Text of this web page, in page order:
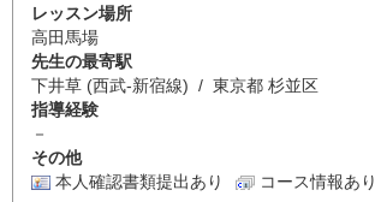
レッスン場所
高田馬場
先生の最寄駅
下井草 (西武-新宿線) / 東京都 杉並区
指導経験
－
その他
本人確認書類提出あり
コース情報あり